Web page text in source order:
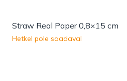
Straw Real Paper 0,8×15 cm
Hetkel pole saadaval